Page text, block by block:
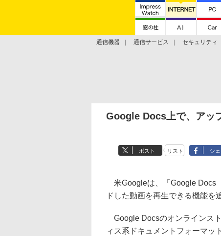
通信機器 通信サービス セキュリティ
Google Docs上で、アッ
ポスト リスト シ
米Googleは、「Google Docs
ドした動画を再生できる機能を
Google Docsのオンラインス
ィス系ドキュメントフォーマッ